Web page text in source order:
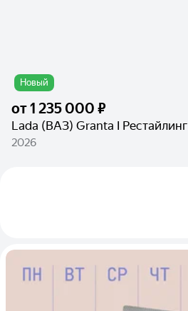
Новый
от1 235 000 ₽
Lada (ВАЗ) Granta I Рестайлинг
2026